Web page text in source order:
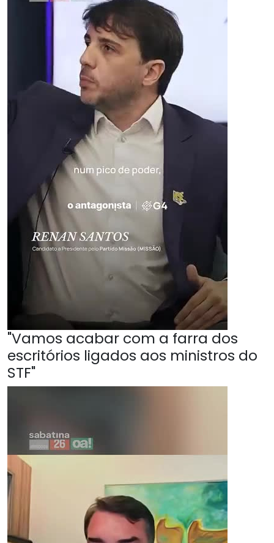
"Vamos acabar com a farra dos
escritórios ligados aos ministros do
STF"